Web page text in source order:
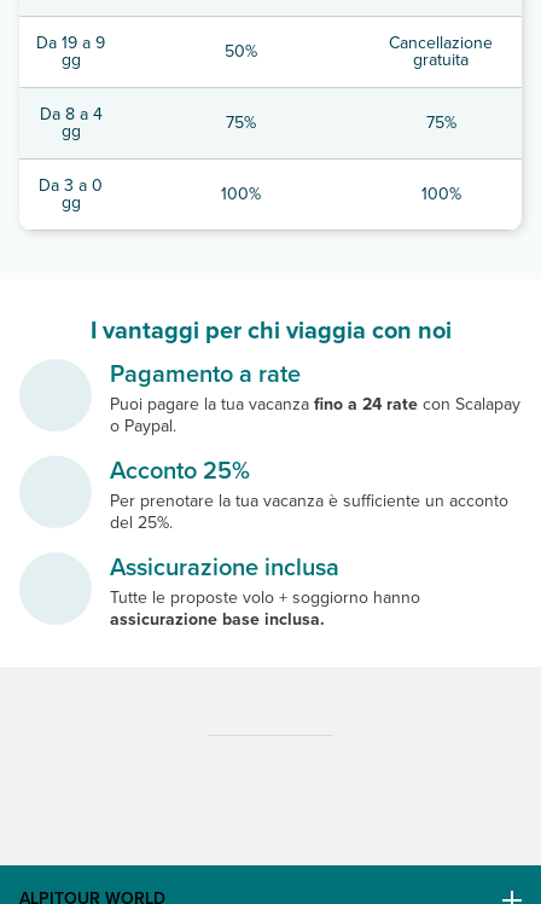
Da 19 a 9
gg 50% Cancellazione
gratuita
Da 8 a 4
gg 75% 75%
Da 3 a 0
gg 100% 100%
I vantaggi per chi viaggia con noi
Pagamento a rate
Puoi pagare la tua vacanzafino a 24 ratecon Scalapay
o Paypal.
Acconto 25%
Per prenotare la tua vacanza è sufficiente un acconto
del 25%.
Assicurazione inclusa
Tutte le proposte volo + soggiorno hanno
assicurazione base inclusa.
ALPITOUR WORLD